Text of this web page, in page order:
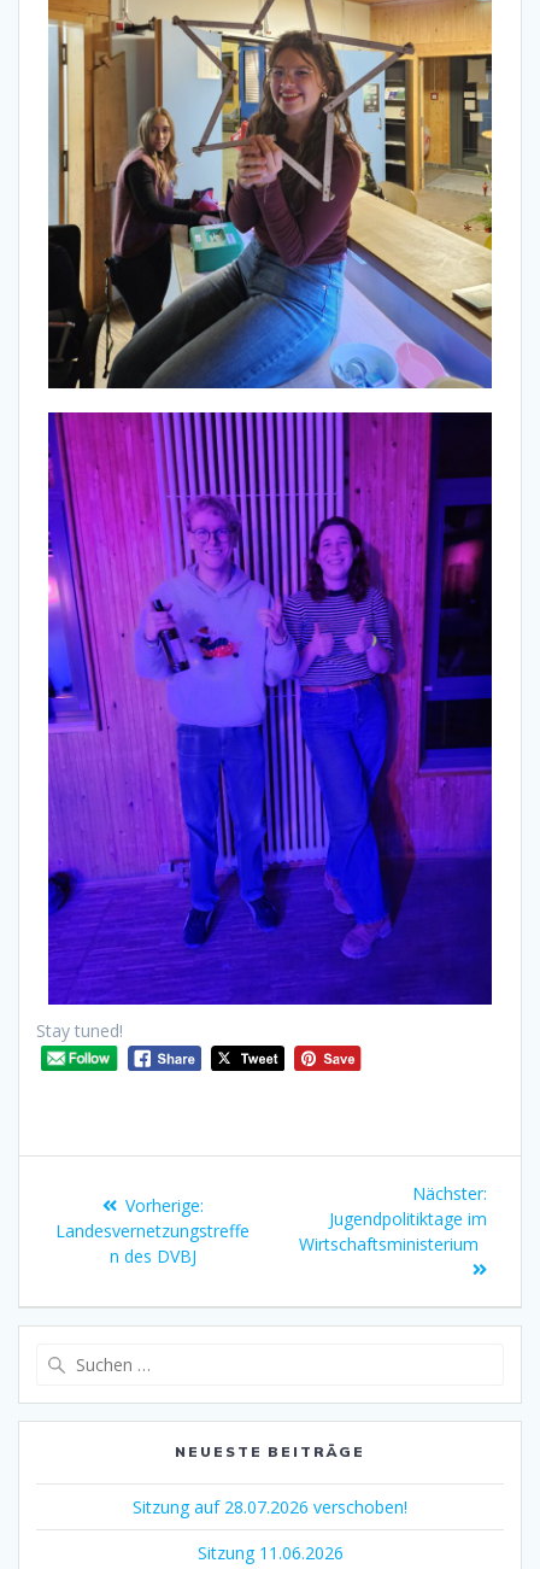
Stay tuned!
Vorherige:
Landesvernetzungstreffe
n des DVBJ
Nächster:
Jugendpolitiktage im
Wirtschaftsministerium
NEUESTE BEITRÄGE
Sitzung auf 28.07.2026 verschoben!
Sitzung 11.06.2026